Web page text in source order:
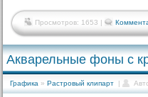
Просмотров: 1653 |
Акварельные фоны с
Графика » Растровый клипарт |